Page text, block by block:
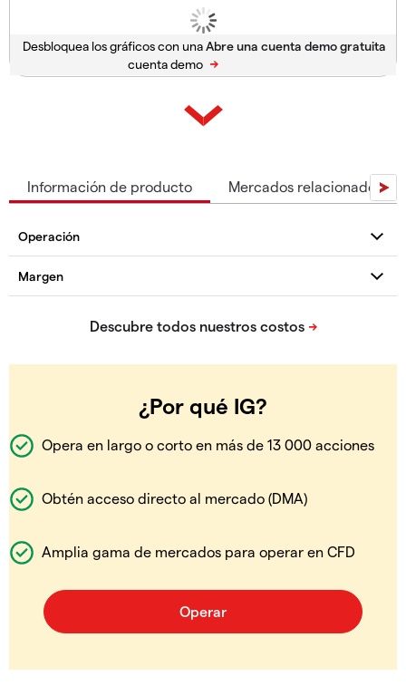
Desbloquea los gráficos con una
cuenta demo
Información de producto Mercados relacionados
¿Por qué IG?
Opera en largo o corto en más de 13 000 acciones
Obtén acceso directo al mercado (DMA)
Amplia gama de mercados para operar en CFD